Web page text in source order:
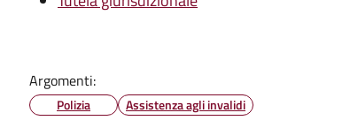
Argomenti:
Polizia Assistenza agli invalidi